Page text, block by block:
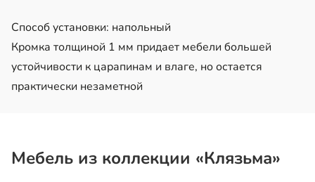
Способ установки: напольный
Кромка толщиной 1 мм придает мебели большей
устойчивости к царапинам и влаге, но остается
практически незаметной
Мебель из коллекции «Клязьма»